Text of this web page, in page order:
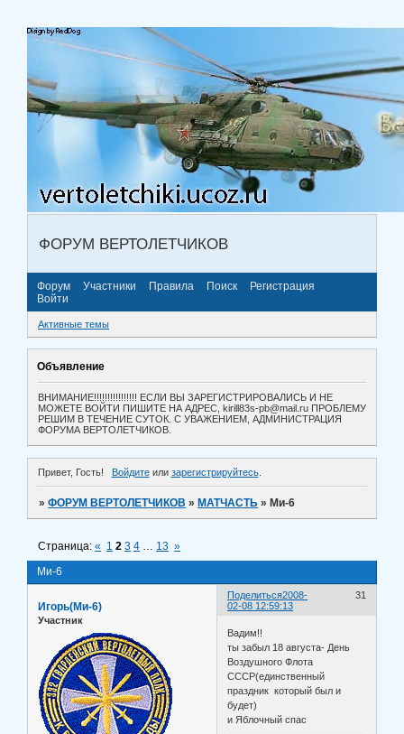
ФОРУМ ВЕРТОЛЕТЧИКОВ
Форум Участники Правила Поиск
Регистрация
Войти
Активные темы
Объявление
ВНИМАНИЕ!!!!!!!!!!!!!!!! ЕСЛИ ВЫ ЗАРЕГИСТРИРОВАЛИСЬ И НЕ
МОЖЕТЕ ВОЙТИ ПИШИТЕ НА АДРЕС, kirill83s-pb@mail.ru ПРОБЛЕМУ
РЕШИМ В ТЕЧЕНИЕ СУТОК. С УВАЖЕНИЕМ, АДМИНИСТРАЦИЯ
ФОРУМА ВЕРТОЛЕТЧИКОВ.
Привет, Гость! Войдитеили зарегистрируйтесь.
»ФОРУМ ВЕРТОЛЕТЧИКОВ » МАТЧАСТЬ » Ми-6
Ми-6
Страница:« 1 2 3 4 … 13 »
Поделиться 31
2008-
02-08 12:59:13
Игорь(Ми-6)
Участник
Вадим!!
ты забыл 18 августа- День
Воздушного Флота
СССР(единственный
праздник который был и
будет)
и Яблочный спас